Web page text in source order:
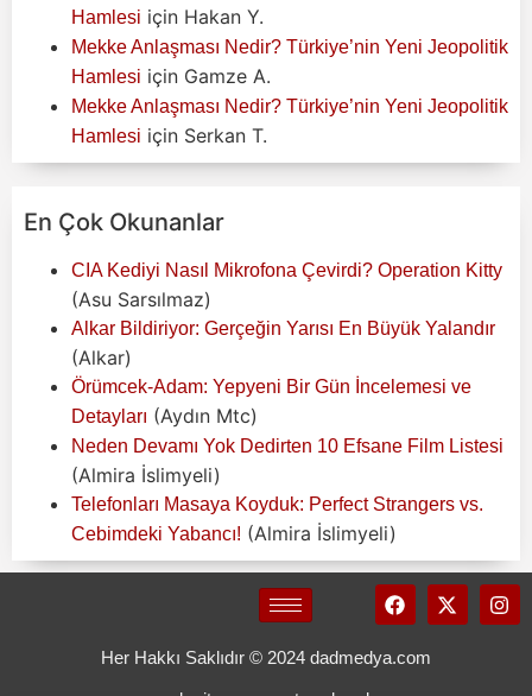
Hamlesi için Hakan Y.
Mekke Anlaşması Nedir? Türkiye’nin Yeni Jeopolitik
Hamlesi için Gamze A.
Mekke Anlaşması Nedir? Türkiye’nin Yeni Jeopolitik
Hamlesi için Serkan T.
En Çok Okunanlar
CIA Kediyi Nasıl Mikrofona Çevirdi? Operation Kitty
(Asu Sarsılmaz)
Alkar Bildiriyor: Gerçeğin Yarısı En Büyük Yalandır
(Alkar)
Örümcek-Adam: Yepyeni Bir Gün İncelemesi ve
Detayları (Aydın Mtc)
Neden Devamı Yok Dedirten 10 Efsane Film Listesi
(Almira İslimyeli)
Telefonları Masaya Koyduk: Perfect Strangers vs.
Cebimdeki Yabancı! (Almira İslimyeli)
Her Hakkı Saklıdır © 2024 dadmedya.com